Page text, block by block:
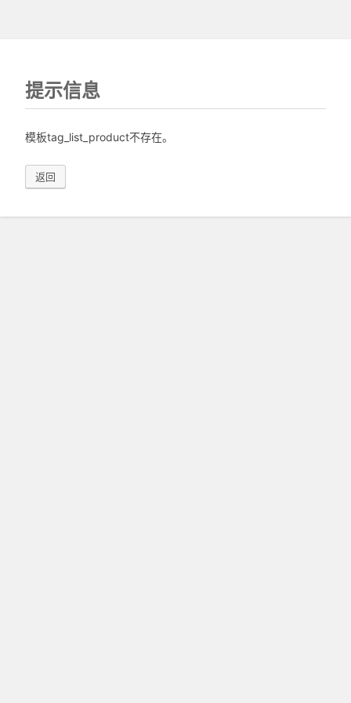
提示信息
模板tag_list_product不存在。
返回